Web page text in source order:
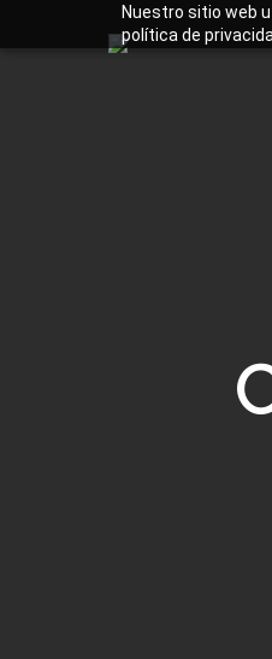
Nuestro sitio web
política de
main